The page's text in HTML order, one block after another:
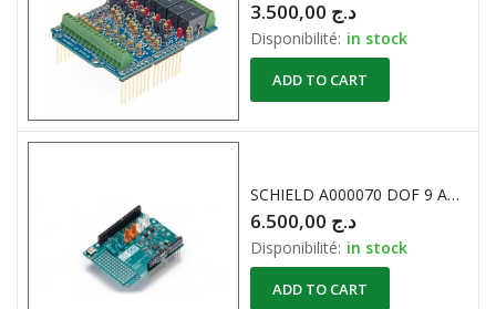
د.ج
Disponibilité: in stock
ADD TO CART
SCHIELD A000070 DOF 9 AXES (Accéléromètre + Gyro + capteur magnétique) Original
د.ج
Disponibilité: in stock
ADD TO CART